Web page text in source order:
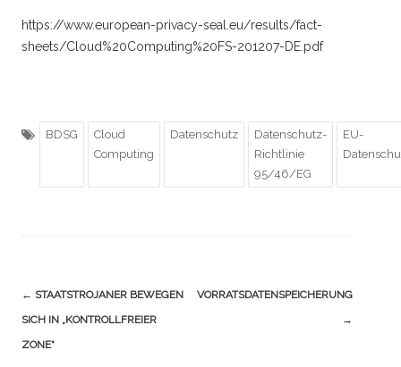
https://www.european-privacy-seal.eu/results/fact-
sheets/Cloud%20Computing%20FS-201207-DE.pdf
BDSG
Cloud
Computing
Datenschutz
Datenschutz-
Richtlinie
95/46/EG
EU-
Navigation
(Beiträge)
← STAATSTROJANER BEWEGEN
SICH IN „KONTROLLFREIER
ZONE“
VORRATSDATENSPEICHERUNG
→